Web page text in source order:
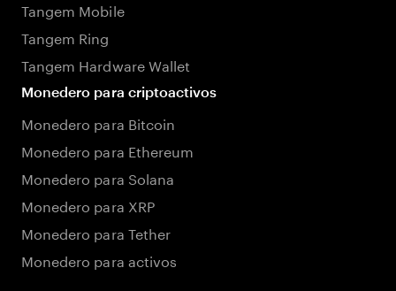
Tangem Mobile
Tangem Ring
Tangem Hardware Wallet
Monedero para criptoactivos
Monedero para Bitcoin
Monedero para Ethereum
Monedero para Solana
Monedero para XRP
Monedero para Tether
Monedero para activos